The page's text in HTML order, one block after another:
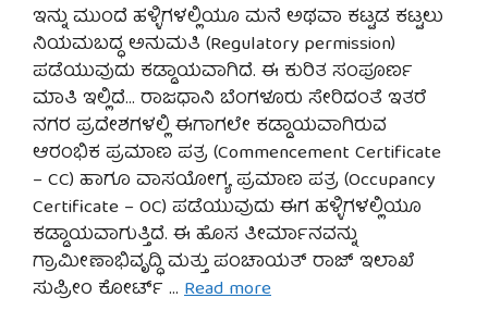
ಇನ್ನು ಮುಂದೆ ಹಳ್ಳಿಗಳಲ್ಲಿಯೂ ಮನೆ ಅಥವಾ ಕಟ್ಟಡ ಕಟ್ಟಲು
ನಿಯಮಬದ್ಧ ಅನುಮತಿ (Regulatory permission)
ಪಡೆಯುವುದು ಕಡ್ಡಾಯವಾಗಿದೆ. ಈ ಕುರಿತ ಸಂಪೂರ್ಣ
ಮಾತಿ ಇಲ್ಲಿದೆ… ರಾಜಧಾನಿ ಬೆಂಗಳೂರು ಸೇರಿದಂತೆ ಇತರೆ
ನಗರ ಪ್ರದೇಶಗಳಲ್ಲಿ ಈಗಾಗಲೇ ಕಡ್ಡಾಯವಾಗಿರುವ
ಆರಂಭಿಕ ಪ್ರಮಾಣ ಪತ್ರ (Commencement Certificate
– CC) ಹಾಗೂ ವಾಸಯೋಗ್ಯ ಪ್ರಮಾಣ ಪತ್ರ (Occupancy
Certificate – OC) ಪಡೆಯುವುದು ಈಗ ಹಳ್ಳಿಗಳಲ್ಲಿಯೂ
ಕಡ್ಡಾಯವಾಗುತ್ತಿದೆ. ಈ ಹೊಸ ತೀರ್ಮಾನವನ್ನು
ಗ್ರಾಮೀಣಾಭಿವೃದ್ಧಿ ಮತ್ತು ಪಂಚಾಯತ್ ರಾಜ್ ಇಲಾಖೆ
ಸುಪ್ರೀಂ ಕೋರ್ಟ್ … Read more